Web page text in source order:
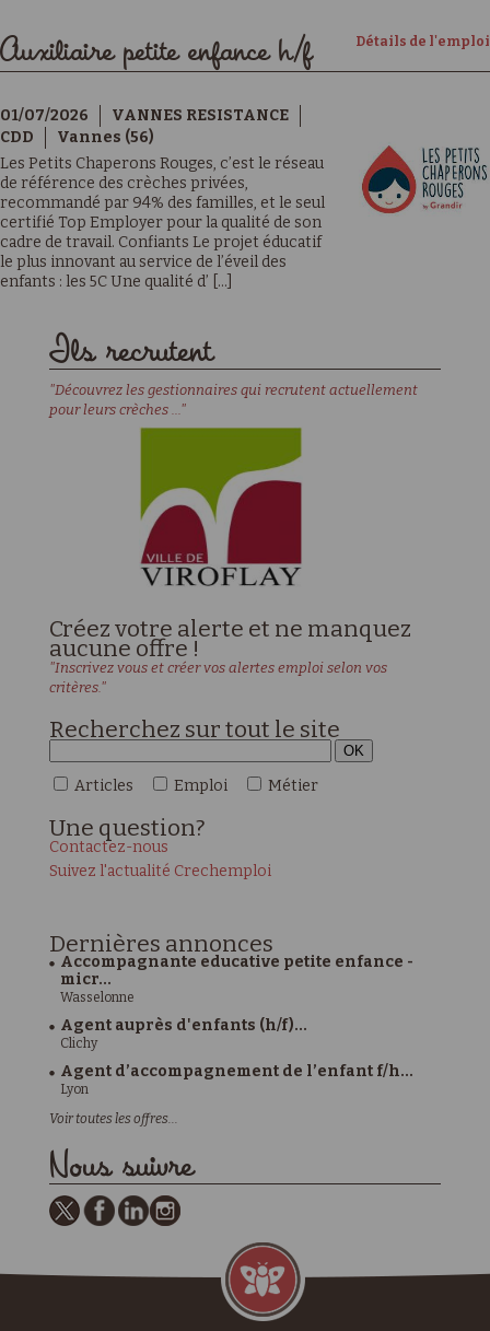
Détails de l'emploi
Auxiliaire petite enfance h/f
01/07/2026
VANNES RESISTANCE
CDD
Vannes (56)
Les Petits Chaperons Rouges, c’est le réseau
de référence des crèches privées,
recommandé par 94% des familles, et le seul
certifié Top Employer pour la qualité de son
cadre de travail. Confiants Le projet éducatif
le plus innovant au service de l’éveil des
enfants : les 5C Une qualité d’ [...]
Ils recrutent
"Découvrez les gestionnaires qui recrutent actuellement
pour leurs crèches ..."
Créez votre alerte et ne manquez
aucune offre !
"Inscrivez vous et créer vos alertes emploi selon vos
critères."
Recherchez sur tout le site
Articles Emploi Métier
Une question?
Contactez-nous
Suivez l'actualité Crechemploi
Dernières annonces
Accompagnante educative petite enfance -
micr...
Wasselonne
Agent auprès d'enfants (h/f)...
Clichy
Agent d’accompagnement de l’enfant f/h...
Lyon
Voir toutes les offres...
Nous suivre